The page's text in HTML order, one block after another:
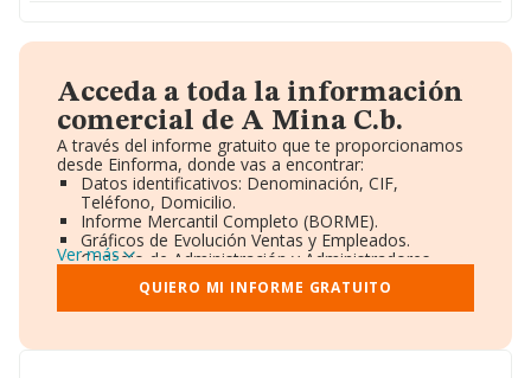
Acceda a toda la información
comercial de A Mina C.b.
A través del informe gratuito que te proporcionamos
desde Einforma, donde vas a encontrar:
Datos identificativos: Denominación, CIF,
Teléfono, Domicilio.
Informe Mercantil Completo (BORME).
Gráficos de Evolución Ventas y Empleados.
Consejo de Administración y Administradores.
Directivos y Ejecutivos.
Accionistas.
Participaciones y Vinculaciones en otras empresas.
Información oficial y registral complementaria.
Ver más
QUIERO MI INFORME GRATUITO